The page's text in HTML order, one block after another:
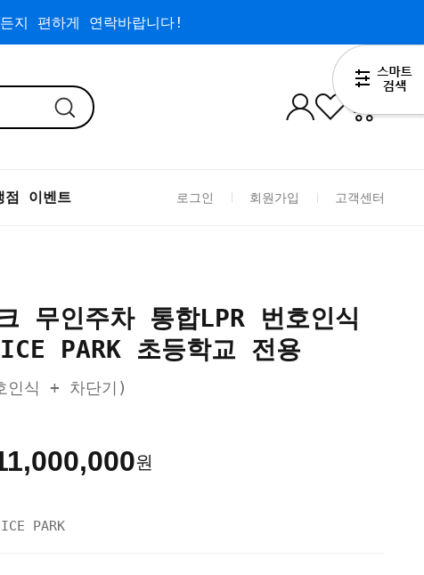
지 편하게 연락바랍니다!
점 이벤트 로그인 회원가입 고객센터
무인주차 통합LPR 번호인식
PARK 초등학교 전용
인식 + 차단기)
원
PARK